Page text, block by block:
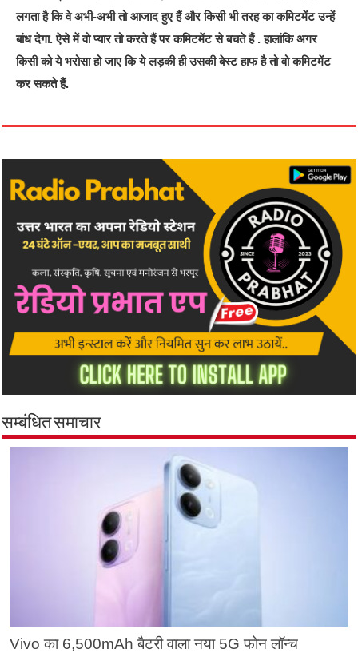
लगता है कि वे अभी-अभी तो आजाद हुए हैं और किसी भी तरह का कमिटमेंट उन्हें
बांध देगा. ऐसे में वो प्यार तो करते हैं पर कमिटमेंट से बचते हैं . हालांकि अगर
किसी को ये भरोसा हो जाए कि ये लड़की ही उसकी बेस्ट हाफ है तो वो कमिटमेंट
कर सकते हैं.
सम्बंधित समाचार
Vivo का 6,500mAh बैटरी वाला नया 5G फोन लॉन्च